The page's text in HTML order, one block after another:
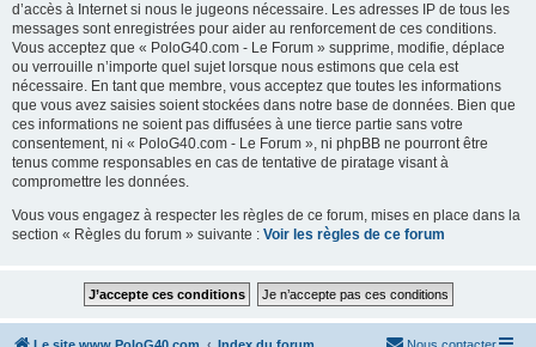
d’accès à Internet si nous le jugeons nécessaire. Les adresses IP de tous les
messages sont enregistrées pour aider au renforcement de ces conditions.
Vous acceptez que « PoloG40.com - Le Forum » supprime, modifie, déplace
ou verrouille n’importe quel sujet lorsque nous estimons que cela est
nécessaire. En tant que membre, vous acceptez que toutes les informations
que vous avez saisies soient stockées dans notre base de données. Bien que
ces informations ne soient pas diffusées à une tierce partie sans votre
consentement, ni « PoloG40.com - Le Forum », ni phpBB ne pourront être
tenus comme responsables en cas de tentative de piratage visant à
compromettre les données.
Vous vous engagez à respecter les règles de ce forum, mises en place dans la
section « Règles du forum » suivante : Voir les règles de ce forum